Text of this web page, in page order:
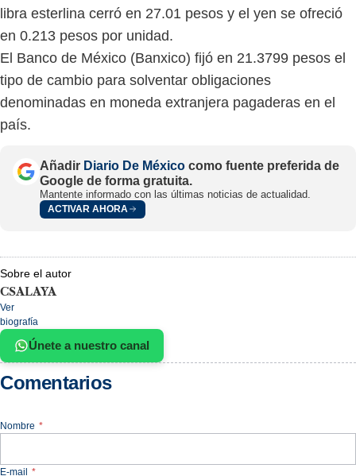
libra esterlina cerró en 27.01 pesos y el yen se ofreció
en 0.213 pesos por unidad.
El Banco de México (Banxico) fijó en 21.3799 pesos el
tipo de cambio para solventar obligaciones
denominadas en moneda extranjera pagaderas en el
país.
Añadir Diario De México como fuente preferida de
Google de forma gratuita.
Mantente informado con las últimas noticias de actualidad.
ACTIVAR AHORA
Sobre el autor
CSALAYA
Ver
biografía
Únete a nuestro canal
Comentarios
Nombre *
E-mail *